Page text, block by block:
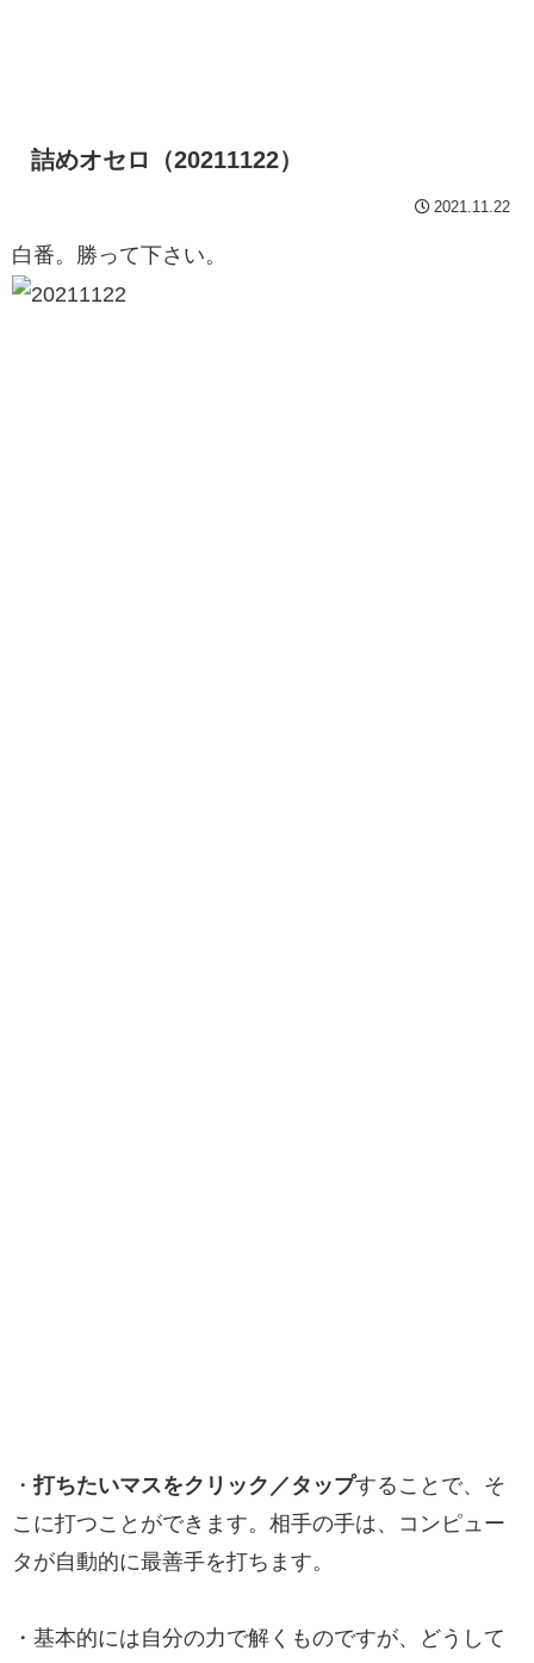
詰めオセロ（20211122）
2021.11.22
白番。勝って下さい。
・打ちたいマスをクリック／タップすることで、そ
こに打つことができます。相手の手は、コンピュー
タが自動的に最善手を打ちます。
・基本的には自分の力で解くものですが、どうして